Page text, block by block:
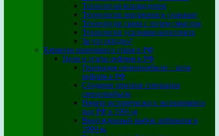
Технология ясновидения
Технологии внедрения в сознание
Технологии связи с полем смыслов
Технологии усиления интеллекта
За что обидно?
Характер нынешнего строя в РФ
Цели и этапы реформ в РФ
Генерация сверхприбыли – цель
реформ в РФ
Создание центров генерации
сверхприбыли
Начало исторического эксперимента
над РФ в 1991-м
Вынужденный выбор либералов в
1999-м.